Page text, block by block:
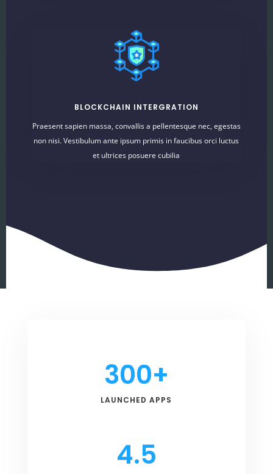
BLOCKCHAIN INTERGRATION
Praesent sapien massa, convallis a pellentesque nec, egestas
non nisi. Vestibulum ante ipsum primis in faucibus orci luctus
et ultrices posuere cubilia
300+
LAUNCHED APPS
4.5